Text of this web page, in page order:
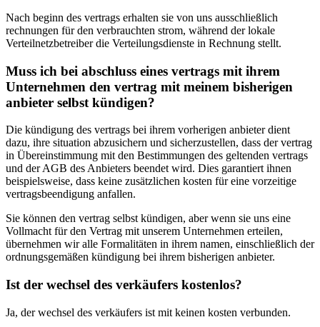
Nach beginn des vertrags erhalten sie von uns ausschließlich
rechnungen für den verbrauchten strom, während der lokale
Verteilnetzbetreiber die Verteilungsdienste in Rechnung stellt.
Muss ich bei abschluss eines vertrags mit ihrem
Unternehmen den vertrag mit meinem bisherigen
anbieter selbst kündigen?
Die kündigung des vertrags bei ihrem vorherigen anbieter dient
dazu, ihre situation abzusichern und sicherzustellen, dass der vertrag
in Übereinstimmung mit den Bestimmungen des geltenden vertrags
und der AGB des Anbieters beendet wird. Dies garantiert ihnen
beispielsweise, dass keine zusätzlichen kosten für eine vorzeitige
vertragsbeendigung anfallen.
Sie können den vertrag selbst kündigen, aber wenn sie uns eine
Vollmacht für den Vertrag mit unserem Unternehmen erteilen,
übernehmen wir alle Formalitäten in ihrem namen, einschließlich der
ordnungsgemäßen kündigung bei ihrem bisherigen anbieter.
Ist der wechsel des verkäufers kostenlos?
Ja, der wechsel des verkäufers ist mit keinen kosten verbunden.